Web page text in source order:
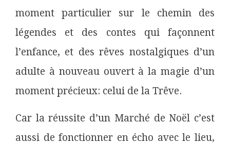
moment particulier sur le chemin des
légendes et des contes qui façonnent
l’enfance, et des rêves nostalgiques d’un
adulte à nouveau ouvert à la magie d’un
moment précieux: celui de la Trêve.
Car la réussite d’un Marché de Noël c’est
aussi de fonctionner en écho avec le lieu,